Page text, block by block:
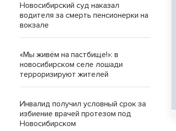
Новосибирский суд наказал
водителя за смерть пенсионерки на
вокзале
«Мы живём на пастбище!»: в
новосибирском селе лошади
терроризируют жителей
Инвалид получил условный срок за
избиение врачей протезом под
Новосибирском